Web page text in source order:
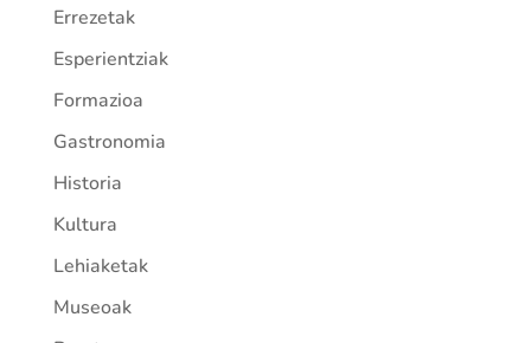
Errezetak
Esperientziak
Formazioa
Gastronomia
Historia
Kultura
Lehiaketak
Museoak